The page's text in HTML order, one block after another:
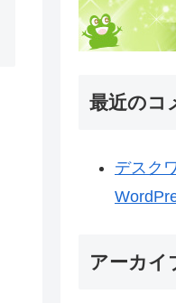
最近のコ
デスク
アーカイ